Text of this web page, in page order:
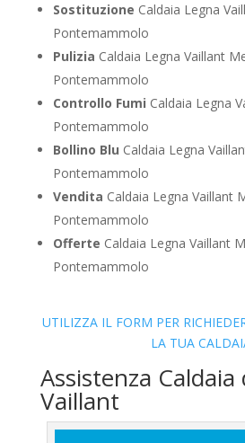
Sostituzione Caldaia Legna
Pontemammolo
Pulizia Caldaia Legna Vaillant
Pontemammolo
Controllo Fumi Caldaia Legna
Pontemammolo
Bollino Blu Caldaia Legna
Pontemammolo
Vendita Caldaia Legna Vaillant
Pontemammolo
Offerte Caldaia Legna Vaillant
Pontemammolo
UTILIZZA IL FORM PER
LA TUA
Assistenza
Vaillant